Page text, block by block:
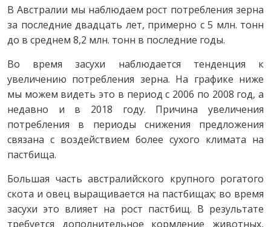
В Австралии мы наблюдаем рост потребления зерна
за последние двадцать лет, примерно с 5 млн. тонн
до в среднем 8,2 млн. тонн в последние годы.
Во время засухи наблюдается тенденция к
увеличению потребления зерна. На графике ниже
мы можем видеть это в период с 2006 по 2008 год, а
недавно и в 2018 году. Причина увеличения
потребления в периоды снижения предложения
связана с воздействием более сухого климата на
пастбища.
Большая часть австралийского крупного рогатого
скота и овец выращивается на пастбищах; во время
засухи это влияет на рост пастбищ. В результате
требуется дополнительное кормление животных,